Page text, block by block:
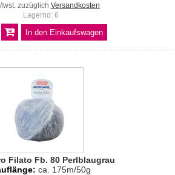
zuzüglich Versandkosten
Lagernd: 6
Filato Fb. 80 Perlblaugrau
ca. 175m/50g